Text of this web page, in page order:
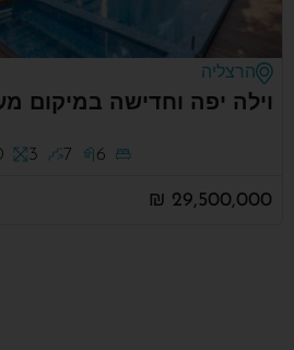
הרצליה
וילה יפה וחדישה במיקום
6
7
3
29,500,000 ₪